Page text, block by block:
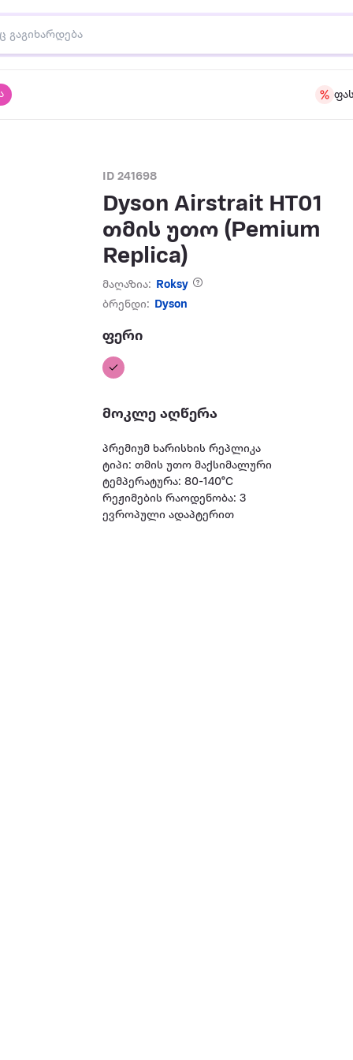
ID 241698
Dyson Airstrait HT01
თმის უთო (Pemium
Replica)
მაღაზია: Roksy
ბრენდი: Dyson
ფერი
მოკლე აღწერა
პრემიუმ ხარისხის რეპლიკა
ტიპი: თმის უთო მაქსიმალური
ტემპერატურა: 80-140°C
რეჟიმების რაოდენობა: 3
ევროპული ადაპტერით